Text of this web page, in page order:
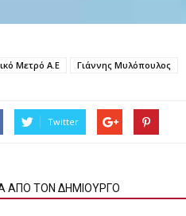
Μετρό Α.Ε Γιάννης Μυλόπουλος
Twitter
ΑΠΟ ΤΟΝ ΔΗΜΙΟΥΡΓΟ